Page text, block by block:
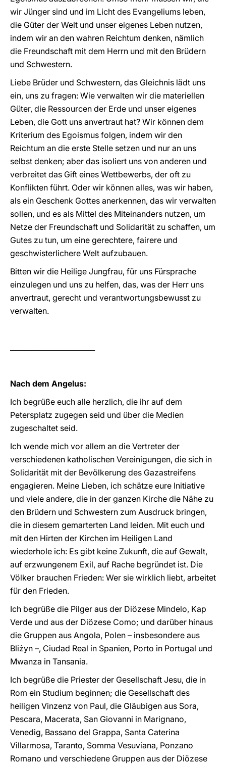
wir Jünger sind und im Licht des Evangeliums leben,
die Güter der Welt und unser eigenes Leben nutzen,
indem wir an den wahren Reichtum denken, nämlich
die Freundschaft mit dem Herrn und mit den Brüdern
und Schwestern.
Liebe Brüder und Schwestern, das Gleichnis lädt uns
ein, uns zu fragen: Wie verwalten wir die materiellen
Güter, die Ressourcen der Erde und unser eigenes
Leben, die Gott uns anvertraut hat? Wir können dem
Kriterium des Egoismus folgen, indem wir den
Reichtum an die erste Stelle setzen und nur an uns
selbst denken; aber das isoliert uns von anderen und
verbreitet das Gift eines Wettbewerbs, der oft zu
Konflikten führt. Oder wir können alles, was wir haben,
als ein Geschenk Gottes anerkennen, das wir verwalten
sollen, und es als Mittel des Miteinanders nutzen, um
Netze der Freundschaft und Solidarität zu schaffen, um
Gutes zu tun, um eine gerechtere, fairere und
geschwisterlichere Welt aufzubauen.
Bitten wir die Heilige Jungfrau, für uns Fürsprache
einzulegen und uns zu helfen, das, was der Herr uns
anvertraut, gerecht und verantwortungsbewusst zu
verwalten.
Nach dem Angelus:
Ich begrüße euch alle herzlich, die ihr auf dem
Petersplatz zugegen seid und über die Medien
zugeschaltet seid.
Ich wende mich vor allem an die Vertreter der
verschiedenen katholischen Vereinigungen, die sich in
Solidarität mit der Bevölkerung des Gazastreifens
engagieren. Meine Lieben, ich schätze eure Initiative
und viele andere, die in der ganzen Kirche die Nähe zu
den Brüdern und Schwestern zum Ausdruck bringen,
die in diesem gemarterten Land leiden. Mit euch und
mit den Hirten der Kirchen im Heiligen Land
wiederhole ich: Es gibt keine Zukunft, die auf Gewalt,
auf erzwungenem Exil, auf Rache begründet ist. Die
Völker brauchen Frieden: Wer sie wirklich liebt, arbeitet
für den Frieden.
Ich begrüße die Pilger aus der Diözese Mindelo, Kap
Verde und aus der Diözese Como; und darüber hinaus
die Gruppen aus Angola, Polen – insbesondere aus
Bliżyn –, Ciudad Real in Spanien, Porto in Portugal und
Mwanza in Tansania.
Ich begrüße die Priester der Gesellschaft Jesu, die in
Rom ein Studium beginnen; die Gesellschaft des
heiligen Vinzenz von Paul, die Gläubigen aus Sora,
Pescara, Macerata, San Giovanni in Marignano,
Venedig, Bassano del Grappa, Santa Caterina
Villarmosa, Taranto, Somma Vesuviana, Ponzano
Romano und verschiedene Gruppen aus der Diözese